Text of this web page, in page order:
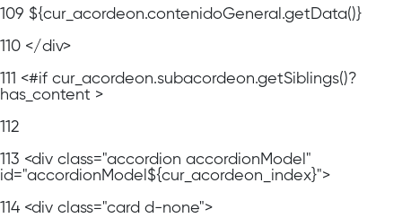
109 ${cur_acordeon.contenidoGeneral.getData()}
110 </div>
111 <#if cur_acordeon.subacordeon.getSiblings()?
has_content >
112
113 <div class="accordion accordionModel"
id="accordionModel${cur_acordeon_index}">
114 <div class="card d-none">